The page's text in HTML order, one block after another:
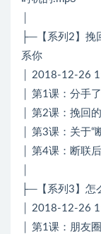
├─【系列2】挽
系你
│ 2018-12-26
│ 第1课：分手
│ 第2课：挽回
│ 第3课：关于“
│ 第4课：断联
├─【系列3】怎
│ 2018-12-26
│ 第1课：朋友